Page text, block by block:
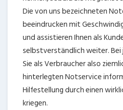
Die von uns bezeichneten
beeindrucken mit
und assistieren Ihnen als
selbstverständlich weiter.
Sie als Verbraucher also
hinterlegten Notservice
Hilfestellung durch einen
kriegen.